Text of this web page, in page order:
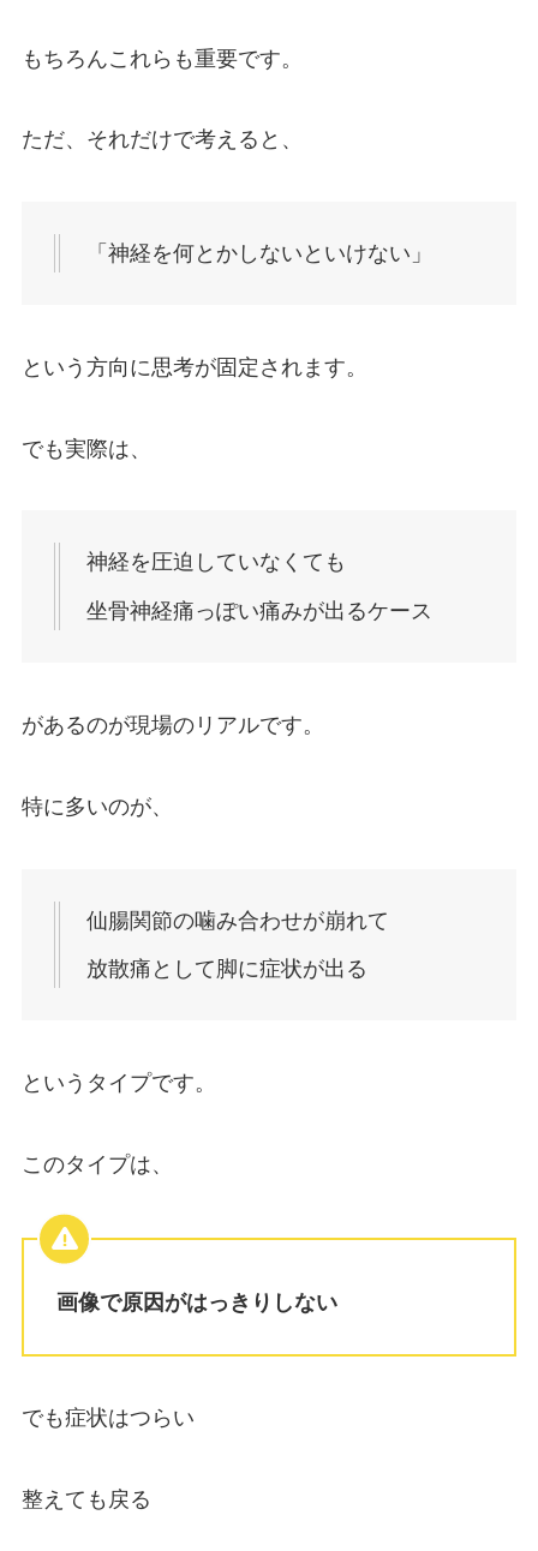
もちろんこれらも重要です。
ただ、それだけで考えると、
「神経を何とかしないといけない」
という方向に思考が固定されます。
でも実際は、
神経を圧迫していなくても
坐骨神経痛っぽい痛みが出るケース
があるのが現場のリアルです。
特に多いのが、
仙腸関節の噛み合わせが崩れて
放散痛として脚に症状が出る
というタイプです。
このタイプは、
画像で原因がはっきりしない
でも症状はつらい
整えても戻る